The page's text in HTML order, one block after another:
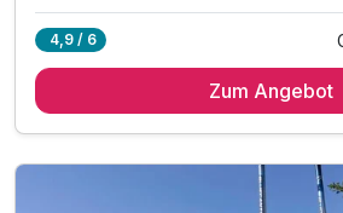
All Inklusive
täglich reichhaltiges Frühstücksbuffet,
Kuchen am Nachmittag
täglich Abendessen in Buffetform
4,9 / 6
Zum Angebot